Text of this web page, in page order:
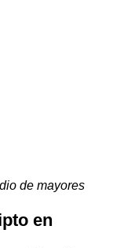
de mayores
en